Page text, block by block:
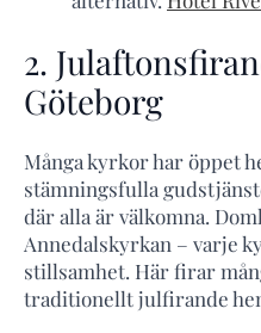
2.
Göteborg
Många kyrkor har öppet
stämningsfulla
där alla är välkomna.
Annedalskyrkan – varje
stillsamhet. Här firar
traditionellt julfirande